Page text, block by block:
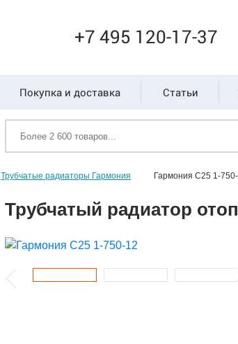
+7 495 120-17-37
Покупка и доставка Статьи
Трубчатые радиаторы Гармония Гармония С25 1-
Трубчатый радиатор